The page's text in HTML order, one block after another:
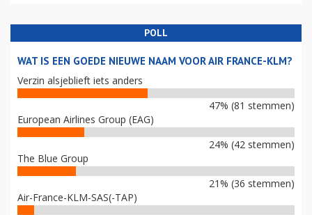
POLL
WAT IS EEN GOEDE NIEUWE NAAM VOOR AIR FRANCE-KLM?
Verzin alsjeblieft iets anders
47% (81 stemmen)
European Airlines Group (EAG)
24% (42 stemmen)
The Blue Group
21% (36 stemmen)
Air-France-KLM-SAS(-TAP)